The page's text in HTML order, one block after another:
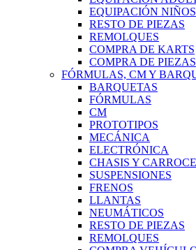
EQUIPACIÓN NIÑOS
RESTO DE PIEZAS
REMOLQUES
COMPRA DE KARTS
COMPRA DE PIEZAS
FÓRMULAS, CM Y
BARQUETAS
FÓRMULAS
CM
PROTOTIPOS
MECÁNICA
ELECTRÓNICA
CHASIS Y
SUSPENSIONES
FRENOS
LLANTAS
NEUMÁTICOS
RESTO DE PIEZAS
REMOLQUES